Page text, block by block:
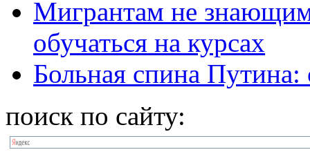
Мигрантам не
обучаться на курсах
Больная спина Путина:
поиск по сайту: